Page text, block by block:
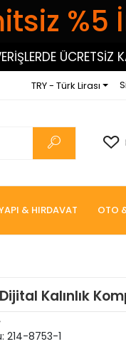
%5
ÜCRETSİZ
TRY - Türk Lirası
& HIRDAVAT OTO
Kalınlık
214-8753-1